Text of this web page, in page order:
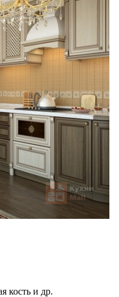
кость и др.